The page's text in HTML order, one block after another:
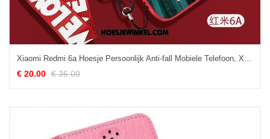
Xiaomi Redmi 6a Hoesje Persoonlijk Anti-fall Mobiele Telefoon, Xiaomi Redmi 6a Hoesje Mini Schrobben Beige
€ 20.00 € 36.00